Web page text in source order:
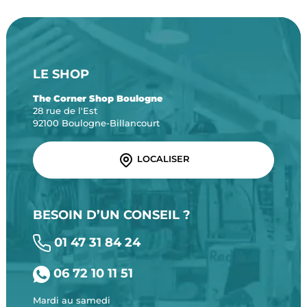
LE SHOP
The Corner Shop Boulogne
28 rue de l'Est
92100 Boulogne-Billancourt
LOCALISER
BESOIN D’UN CONSEIL ?
01 47 31 84 24
06 72 10 11 51
Mardi au samedi